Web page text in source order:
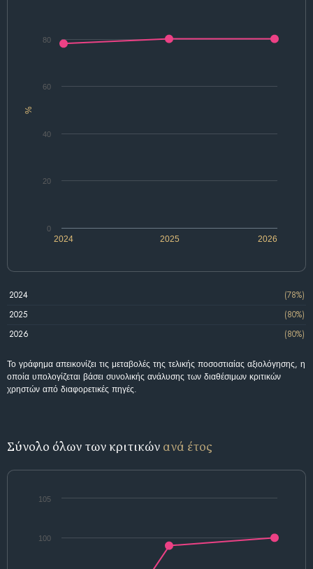
%
2024 2025 2026
0
20
40
60
80
2024
(78%)
2025
(80%)
2026
(80%)
Το γράφημα απεικονίζει τις μεταβολές της τελικής ποσοστιαίας αξιολόγησης, η
οποία υπολογίζεται βάσει συνολικής ανάλυσης των διαθέσιμων κριτικών
χρηστών από διαφορετικές πηγές.
Σύνολο όλων των κριτικών ανά έτος
100
105